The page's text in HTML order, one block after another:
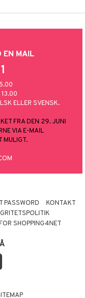
EN MAIL
ELLER SVENSK.
FRA DEN 29. JUNI
VIA E-MAIL
MULIGT.
PASSWORD
KONTAKT
SHOPPING4NET